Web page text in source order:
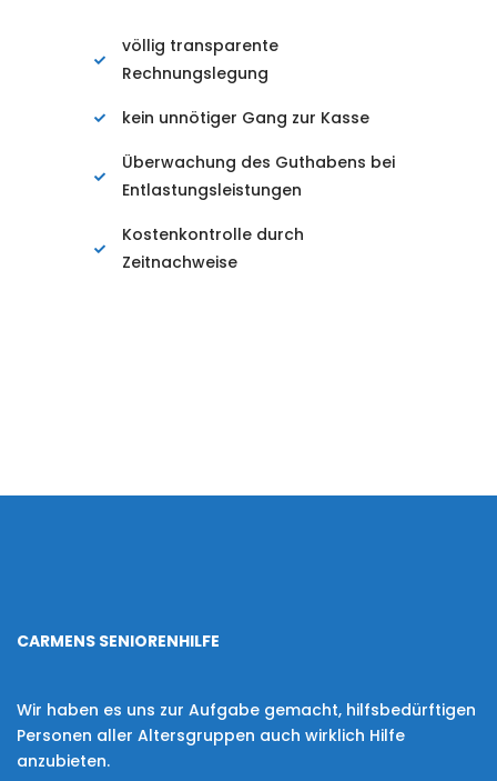
völlig transparente
Rechnungslegung
kein unnötiger Gang zur Kasse
Überwachung des Guthabens bei
Entlastungsleistungen
Kostenkontrolle durch
Zeitnachweise
CARMENS SENIORENHILFE
Wir haben es uns zur Aufgabe gemacht, hilfsbedürftigen
Personen aller Altersgruppen auch wirklich Hilfe
anzubieten.